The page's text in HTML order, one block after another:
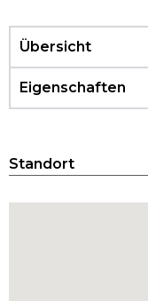
Übersicht
Eigenschaften
Standort